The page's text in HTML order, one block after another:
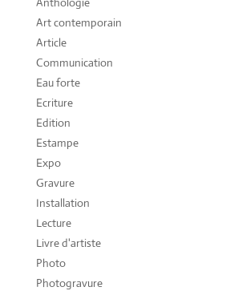
Art contemporain
Article
Communication
Eau forte
Ecriture
Edition
Estampe
Expo
Gravure
Installation
Lecture
Livre d'artiste
Photo
Photogravure